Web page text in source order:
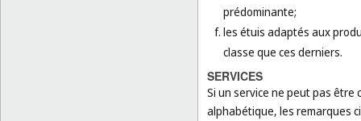
prédominante;
les étuis adaptés aux
classe que ces derniers.
SERVICES
Si un service ne peut pas être
alphabétique, les remarques